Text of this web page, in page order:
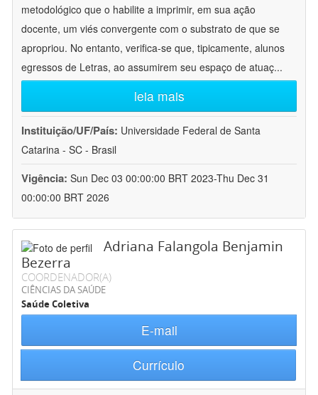
metodológico que o habilite a imprimir, em sua ação
docente, um viés convergente com o substrato de que se
apropriou. No entanto, verifica-se que, tipicamente, alunos
egressos de Letras, ao assumirem seu espaço de atuaç...
leia mais
Instituição/UF/País: Universidade Federal de Santa
Catarina - SC - Brasil
Vigência: Sun Dec 03 00:00:00 BRT 2023-Thu Dec 31
00:00:00 BRT 2026
Adriana Falangola Benjamin
Bezerra
COORDENADOR(A)
CIÊNCIAS DA SAÚDE
Saúde Coletiva
E-mail
Currículo